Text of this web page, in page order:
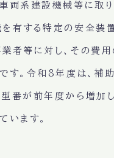
両系建設機械等に取
有する特定の安全装
者等に対し、その費用
す。令和8年度は、補
番が前年度から増加し
います。